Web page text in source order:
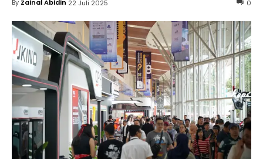
0
By Zainal Abidin 22 Juli 2025